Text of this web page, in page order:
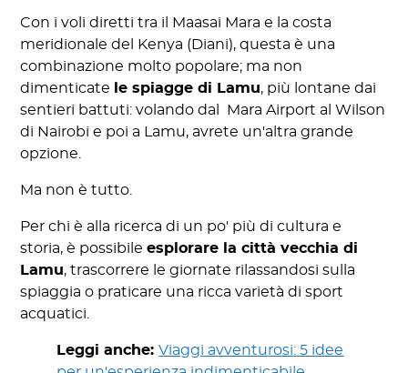
Con i voli diretti tra il Maasai Mara e la costa
meridionale del Kenya (Diani), questa è una
combinazione molto popolare; ma non
dimenticate
le spiagge di Lamu, più lontane dai
sentieri battuti: volando dal Mara Airport al Wilson
di Nairobi e poi a Lamu, avrete un'altra grande
opzione.
Ma non è tutto.
Per chi è alla ricerca di un po' più di cultura e
storia, è possibileesplorare la città vecchia di
Lamu, trascorrere le giornate rilassandosi sulla
spiaggia o praticare una ricca varietà di sport
acquatici.
Leggi anche:Viaggi avventurosi: 5 idee